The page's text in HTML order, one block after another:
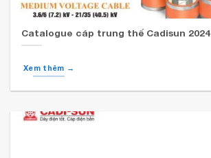
Catalogue cáp trung thế Cadisun 2024
Xem thêm →